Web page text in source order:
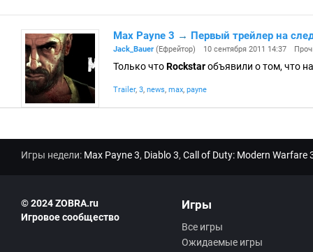
Max Payne 3 → Первый трейлер на
Jack_Bauer (Ефрейтор) 10 сентября 2011 14:37
Только чтоRockstarобъявили о том, что
Trailer, 3, news, max, payne
Игры недели: Max Payne 3, Diablo 3, Call of Duty: Modern Warfare
© 2024 ZOBRA.ru
Игровое сообщество
Игры
Все игры
Ожидаемые игры